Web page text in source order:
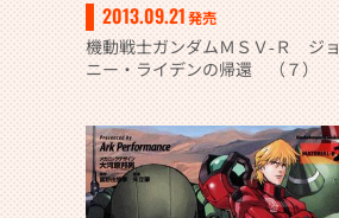
2013.09.21発売
機動戦士ガンダムＭＳＶ‐Ｒ ジョ
ニー・ライデンの帰還 （７）